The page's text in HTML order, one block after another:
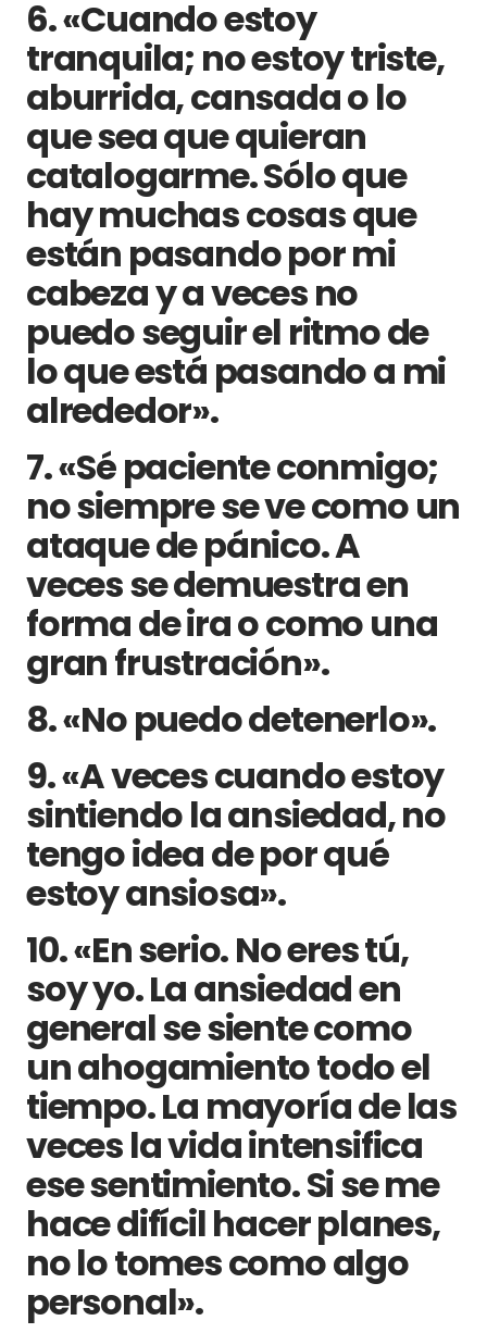
6. «Cuando estoy
tranquila; no estoy triste,
aburrida, cansada o lo
que sea que quieran
catalogarme. Sólo que
hay muchas cosas que
están pasando por mi
cabeza y a veces no
puedo seguir el ritmo de
lo que está pasando a mi
alrededor».
7. «Sé paciente conmigo;
no siempre se ve como un
ataque de pánico. A
veces se demuestra en
forma de ira o como una
gran frustración».
8. «No puedo detenerlo».
9. «A veces cuando estoy
sintiendo la ansiedad, no
tengo idea de por qué
estoy ansiosa».
10. «En serio. No eres tú,
soy yo. La ansiedad en
general se siente como
un ahogamiento todo el
tiempo. La mayoría de las
veces la vida intensifica
ese sentimiento. Si se me
hace difícil hacer planes,
no lo tomes como algo
personal».